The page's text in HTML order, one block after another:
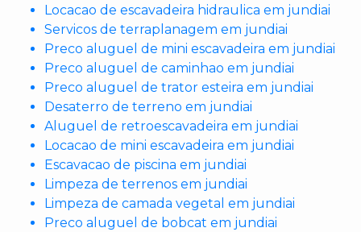
Locacao de escavadeira hidraulica em jundiai
Servicos de terraplanagem em jundiai
Preco aluguel de mini escavadeira em jundiai
Preco aluguel de caminhao em jundiai
Preco aluguel de trator esteira em jundiai
Desaterro de terreno em jundiai
Aluguel de retroescavadeira em jundiai
Locacao de mini escavadeira em jundiai
Escavacao de piscina em jundiai
Limpeza de terrenos em jundiai
Limpeza de camada vegetal em jundiai
Preco aluguel de bobcat em jundiai